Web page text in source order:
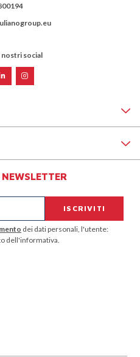
nostri social
dei dati personali, l'utente:
dell'informativa.